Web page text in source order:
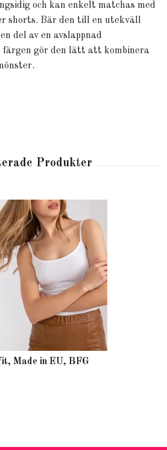
och kan enkelt matchas med
shorts. Bär den till en utekväll
del av en avslappnad
färgen gör den lätt att kombinera
Made in EU, BFG